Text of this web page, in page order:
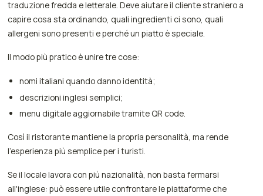
traduzione fredda e letterale. Deve aiutare il cliente straniero a
capire cosa sta ordinando, quali ingredienti ci sono, quali
allergeni sono presenti e perché un piatto è speciale.
Il modo più pratico è unire tre cose:
nomi italiani quando danno identità;
descrizioni inglesi semplici;
menu digitale aggiornabile tramite QR code.
Così il ristorante mantiene la propria personalità, ma rende
l'esperienza più semplice per i turisti.
Se il locale lavora con più nazionalità, non basta fermarsi
all'inglese: può essere utile confrontare le piattaforme che